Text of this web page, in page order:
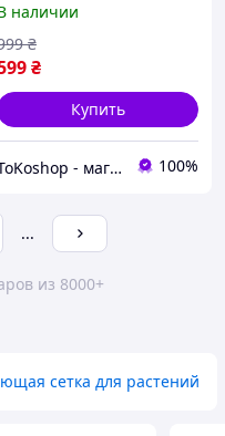
серые
наличии
₴
₴
Купить
ToKoshop - магазин для лучших покупок! 100%
...
из 8000+
сетка для растений